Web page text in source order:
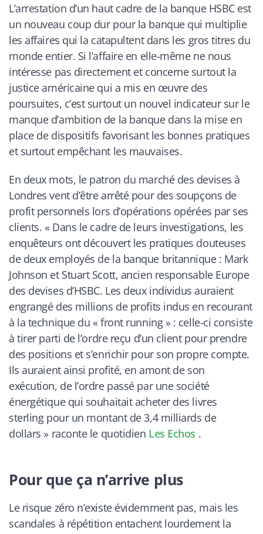
L’arrestation d’un haut cadre de la banque HSBC est
un nouveau coup dur pour la banque qui multiplie
les affaires qui la catapultent dans les gros titres du
monde entier. Si l’affaire en elle-même ne nous
intéresse pas directement et concerne surtout la
justice américaine qui a mis en œuvre des
poursuites, c’est surtout un nouvel indicateur sur le
manque d’ambition de la banque dans la mise en
place de dispositifs favorisant les bonnes pratiques
et surtout empêchant les mauvaises.
En deux mots, le patron du marché des devises à
Londres vent d’être arrêté pour des soupçons de
profit personnels lors d’opérations opérées par ses
clients. « Dans le cadre de leurs investigations, les
enquêteurs ont découvert les pratiques douteuses
de deux employés de la banque britannique : Mark
Johnson et Stuart Scott, ancien responsable Europe
des devises d’HSBC. Les deux individus auraient
engrangé des millions de profits indus en recourant
à la technique du « front running » : celle-ci consiste
à tirer parti de l’ordre reçu d’un client pour prendre
des positions et s’enrichir pour son propre compte.
Ils auraient ainsi profité, en amont de son
exécution, de l’ordre passé par une société
énergétique qui souhaitait acheter des livres
sterling pour un montant de 3,4 milliards de
dollars » raconte le quotidien Les Echos .
Pour que ça n’arrive plus
Le risque zéro n’existe évidemment pas, mais les
scandales à répétition entachent lourdement la